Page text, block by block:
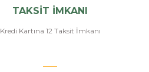
TAKSİT İMKANI
Kredi Kartına 12 Taksit İmkanı